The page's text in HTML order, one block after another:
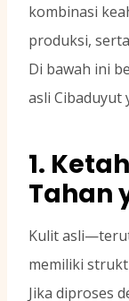
kombinasi
produksi,
Di bawah ini
asli Cibaduyut
1.
Tahan
Kulit
memiliki
Jika diproses